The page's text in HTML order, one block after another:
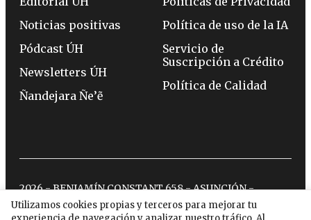
Utilizamos cookies propias y terceros para mejorar tu
Noticias positivas
Pódcast ÚH
Newsletters ÚH
Ñandejara Ñe’ẽ
Política de uso de la IA
Servicio de
Suscripción a Crédito
Política de Calidad
2026 - BENJAMÍN CONSTANT 658 - ASUNCIÓN -
TELÉFONO: (0994) 715 715